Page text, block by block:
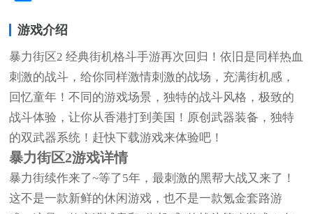
游戏介绍
暴力街区2 经典街机格斗手游再次回归！依旧是同样热血
刺激的战斗，给你同样激情刺激的战场，充满街机感，
回忆童年！不同的游戏场景，独特的战斗风格，极致的
战斗体验，让你从香港打到美国！原创武器装备，独特
的双武器系统！赶快下载游戏来体验吧！
暴力街区2游戏详情
暴力街续作来了~等了5年，最刺激的黑帮大战又来了！
这不是一款新鲜的休闲游戏，也不是一款氪金套路游